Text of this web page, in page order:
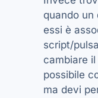
quando un
essi è
script/
cambiare
possibile
ma devi